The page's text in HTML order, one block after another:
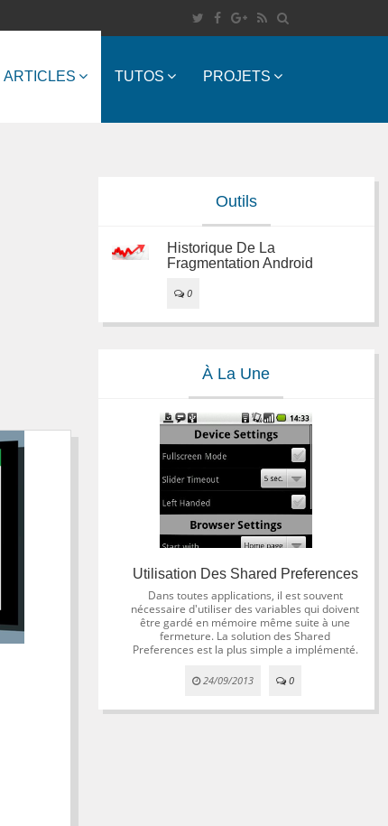
ARTICLES TUTOS PROJETS
Outils
Historique De La
Fragmentation Android
0
À La Une
Utilisation Des Shared Preferences
Dans toutes applications, il est souvent
nécessaire d'utiliser des variables qui doivent
être gardé en mémoire même suite à une
fermeture. La solution des Shared
Preferences est la plus simple a implémenté.
24/09/2013 0